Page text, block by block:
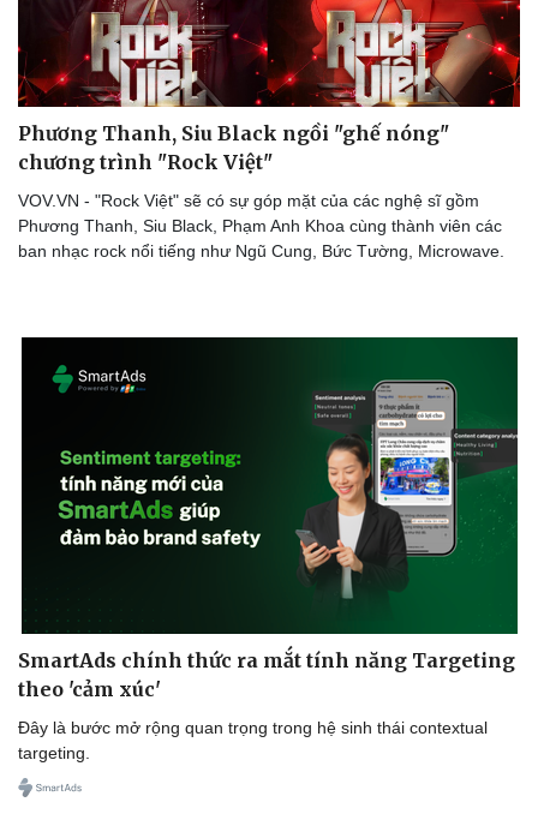
Doanh nghiệp
Thông tin doanh nghiệp
Doanh nghiệp 24h
Doanh nhân
Vì cộng đồng
Công nghệ
Sành điệu
Tin Công nghệ
Chuyển đổi số
Phương Thanh, Siu Black ngồi "ghế nóng"
chương trình "Rock Việt"
VOV.VN - "Rock Việt" sẽ có sự góp mặt của các nghệ sĩ gồm
Phương Thanh, Siu Black, Phạm Anh Khoa cùng thành viên các
ban nhạc rock nổi tiếng như Ngũ Cung, Bức Tường, Microwave.
SmartAds chính thức ra mắt tính năng Targeting
theo 'cảm xúc'
Đây là bước mở rộng quan trọng trong hệ sinh thái contextual
targeting.